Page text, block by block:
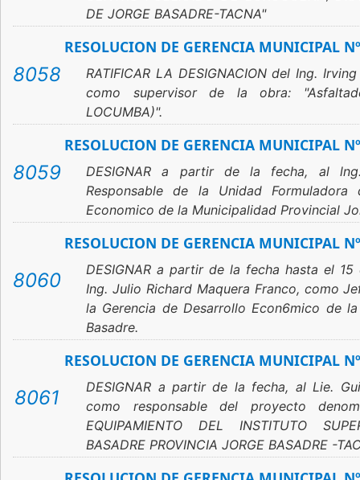
DE JORGE BASADRE-TACNA"
8058
RESOLUCION DE GERENCIA MUNICIPAL
RATIFICAR LA DESIGNACION del Ing.
como supervisor de la obra:
LOCUMBA)".
8059
RESOLUCION DE GERENCIA MUNICIPAL
DESIGNAR a partir de la fecha, al
Responsable de la Unidad
Economico de la Municipalidad Provincial
8060
RESOLUCION DE GERENCIA MUNICIPAL
DESIGNAR a partir de la fecha hasta el
Ing. Julio Richard Maquera Franco, como
la Gerencia de Desarrollo Econ6mico de
Basadre.
8061
RESOLUCION DE GERENCIA MUNICIPAL
DESIGNAR a partir de la fecha, al Lie.
como responsable del proyecto
EQUIPAMIENTO DEL INSTITUTO
BASADRE PROVINCIA JORGE BASADRE -